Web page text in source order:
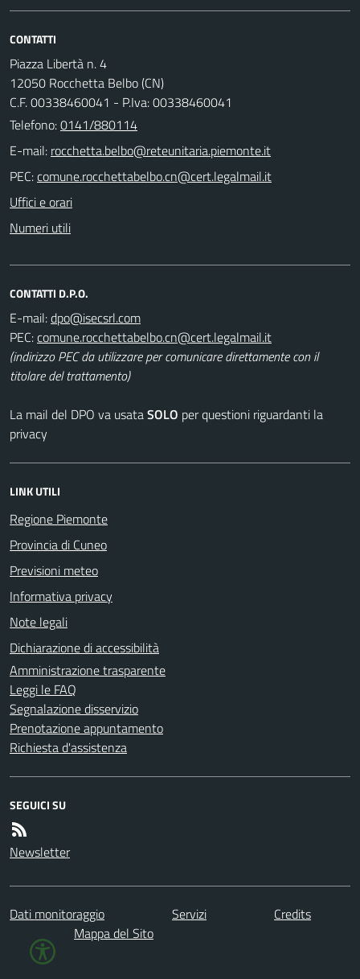
CONTATTI
Piazza Libertà n. 4
12050 Rocchetta Belbo (CN)
C.F. 00338460041 - P.Iva: 00338460041
Telefono:0141/880114
E-mail:
PEC:
Uffici e orari
Numeri utili
CONTATTI D.P.O.
E-mail:
PEC:
(indirizzo PEC da utilizzare per comunicare direttamente con il
titolare del trattamento)
La mail del DPO va usataSOLO per questioni riguardanti la
privacy
LINK UTILI
Regione Piemonte
Provincia di Cuneo
Previsioni meteo
Informativa privacy
Note legali
Dichiarazione di accessibilità
Amministrazione trasparente
Leggi le FAQ
Segnalazione disservizio
Prenotazione appuntamento
Richiesta d'assistenza
SEGUICI SU
Newsletter
Dati monitoraggio Servizi
Credits
Mappa del Sito